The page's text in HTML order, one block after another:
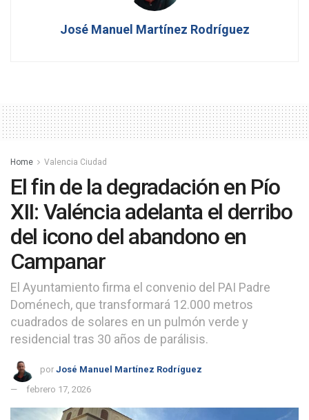
José Manuel Martínez Rodríguez
Home Valencia Ciudad
El fin de la degradación en Pío
XII: Valéncia adelanta el derribo
del icono del abandono en
Campanar
El Ayuntamiento firma el convenio del PAI Padre
Doménech, que transformará 12.000 metros
cuadrados de solares en un pulmón verde y
residencial tras 30 años de parálisis.
por José Manuel Martínez Rodríguez
febrero 17, 2026